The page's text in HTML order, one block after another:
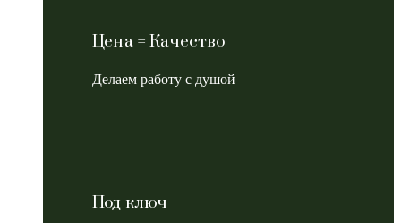
Цена = Качество
Делаем работу с душой
Под ключ